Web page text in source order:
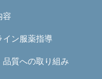
容
イン服薬指導
品質への取り組み